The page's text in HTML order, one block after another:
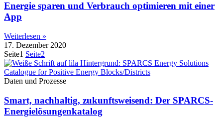
Energie sparen und Verbrauch optimieren mit einer
App
Weiterlesen »
17. Dezember 2020
Seite1 Seite2
Daten und Prozesse
Smart, nachhaltig, zukunftsweisend: Der SPARCS-
Energielösungenkatalog